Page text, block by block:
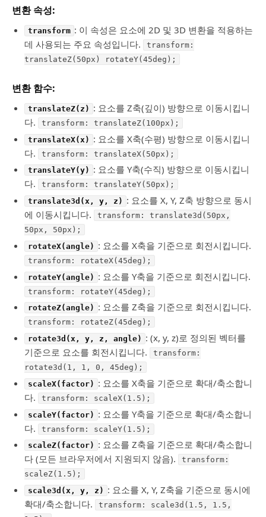
변환 속성:
transform : 이 속성은 요소에 2D 및 3D 변환을 적용하는
데 사용되는 주요 속성입니다.
transform:
translateZ(50px) rotateY(45deg);
변환 함수:
translateZ(z) : 요소를 Z축(깊이) 방향으로 이동시킵니
다.
transform: translateZ(100px);
translateX(x) : 요소를 X축(수평) 방향으로 이동시킵니
다.
transform: translateX(50px);
translateY(y) : 요소를 Y축(수직) 방향으로 이동시킵니
다.
transform: translateY(50px);
translate3d(x, y, z) : 요소를 X, Y, Z축 방향으로 동시
에 이동시킵니다.
transform: translate3d(50px,
50px, 50px);
rotateX(angle) : 요소를 X축을 기준으로 회전시킵니다.
transform: rotateX(45deg);
rotateY(angle) : 요소를 Y축을 기준으로 회전시킵니다.
transform: rotateY(45deg);
rotateZ(angle) : 요소를 Z축을 기준으로 회전시킵니다.
transform: rotateZ(45deg);
rotate3d(x, y, z, angle) : (x, y, z)로 정의된 벡터를
기준으로 요소를 회전시킵니다.
transform:
rotate3d(1, 1, 0, 45deg);
scaleX(factor) : 요소를 X축을 기준으로 확대/축소합니
다.
transform: scaleX(1.5);
scaleY(factor) : 요소를 Y축을 기준으로 확대/축소합니
다.
transform: scaleY(1.5);
scaleZ(factor) : 요소를 Z축을 기준으로 확대/축소합니
다 (모든 브라우저에서 지원되지 않음).
transform:
scaleZ(1.5);
scale3d(x, y, z) : 요소를 X, Y, Z축을 기준으로 동시에
확대/축소합니다.
transform: scale3d(1.5, 1.5,